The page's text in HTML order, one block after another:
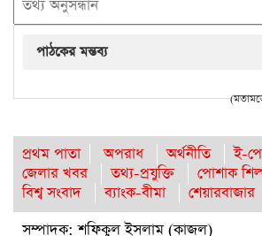
পাঠকের মন্তব্য
প্রথম পাতা অপরাধ অর্থনীতি ই-
জেলার খবর
তথ্য-প্রযুক্তি পোশাক
বিশ্ব সংবাদ
ব্যাংক-বীমা
শেয়ারবাজার
সম্পাদক: শফিকুল ইসলাম (কাজল)